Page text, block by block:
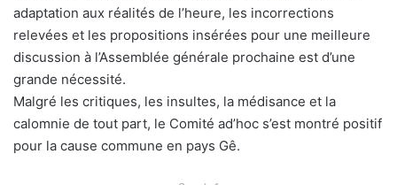
adaptation aux réalités de l’heure, les incorrections
relevées et les propositions insérées pour une meilleure
discussion à l’Assemblée générale prochaine est d’une
grande nécessité.
Malgré les critiques, les insultes, la médisance et la
calomnie de tout part, le Comité ad’hoc s’est montré positif
pour la cause commune en pays Gê.